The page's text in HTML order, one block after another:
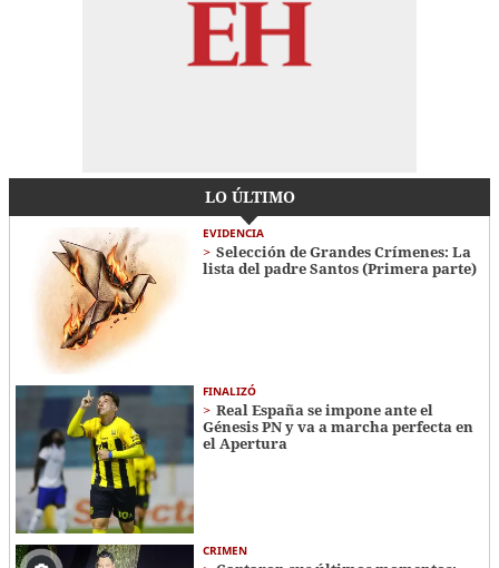
LO ÚLTIMO
EVIDENCIA
Selección de Grandes Crímenes: La
lista del padre Santos (Primera parte)
FINALIZÓ
Real España se impone ante el
Génesis PN y va a marcha perfecta en
el Apertura
CRIMEN